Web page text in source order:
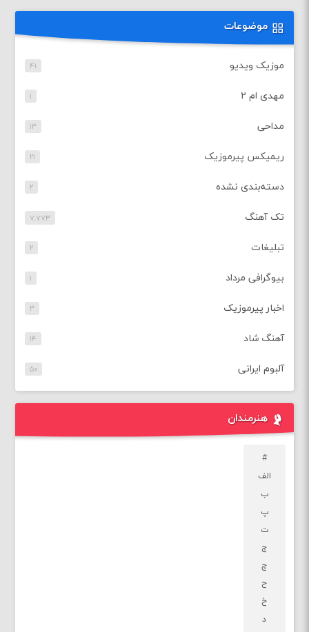
موضوعات
موزیک ویدیو ۴۱
مهدی ام ۲ ۱
مداحی ۱۳
ریمیکس پیرموزیک ۲۱
دسته‌بندی نشده ۲
تک آهنگ ۷,۷۷۳
تبلیغات ۲
بیوگرافی مرداد ۱
اخبار پیرموزیک ۳
آهنگ شاد ۱۴
آلبوم ایرانی ۵۰
هنرمندان
#
الف
ب
پ
ت
ج
چ
ح
خ
د